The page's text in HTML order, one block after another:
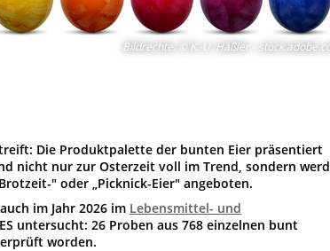
Bildrechte: © K.-U. Häßler -
Die Produktpalette der bunten Eier präsentiert
nicht nur zur Osterzeit voll im Trend, sondern
" oder „Picknick-Eier" angeboten.
im Jahr 2026 im Lebensmittel- und
untersucht: 26 Proben aus 768 einzelnen bunt
worden.